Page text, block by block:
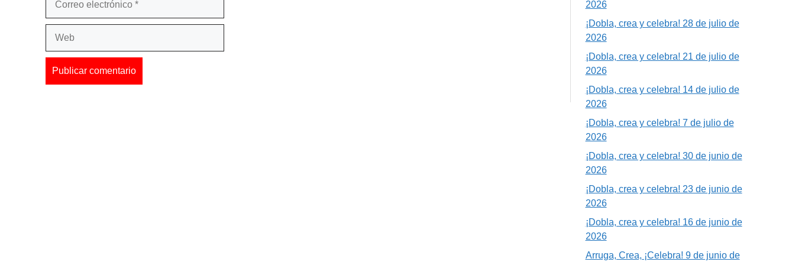
2026
¡Dobla, crea y celebra! 28 de julio de
2026
¡Dobla, crea y celebra! 21 de julio de
2026
¡Dobla, crea y celebra! 14 de julio de
2026
¡Dobla, crea y celebra! 7 de julio de
2026
¡Dobla, crea y celebra! 30 de junio de
2026
¡Dobla, crea y celebra! 23 de junio de
2026
¡Dobla, crea y celebra! 16 de junio de
2026
Arruga, Crea, ¡Celebra! 9 de junio de